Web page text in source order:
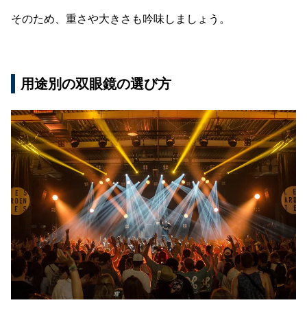
そのため、重さや大きさも吟味しましょう。
用途別の双眼鏡の選び方